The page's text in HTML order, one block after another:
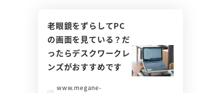
老眼鏡をずらしてPC
の画面を見ている？だ
ったらデスクワークレ
ンズがおすすめです
www.megane-